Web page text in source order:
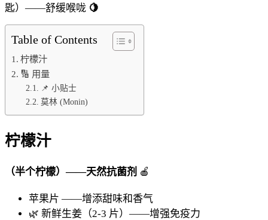
匙）——舒缓喉咙 🍋
Table of Contents
柠檬汁
🔢 用量
📌 小贴士
莫林 (Monin)
柠檬汁
（半个柠檬）——天然抗菌剂 🍎
苹果片 ——增添甜味和香气
🌿 新鲜生姜（2-3 片）——增强免疫力